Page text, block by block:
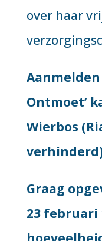
over haar
Aanmelden
Ontmoet’
Wierbos
Graag
23 februari